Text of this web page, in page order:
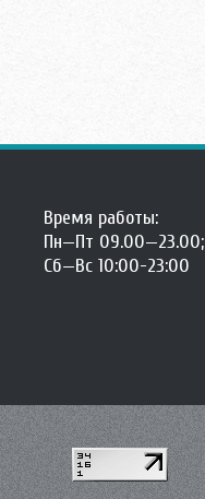
Время работы:
Пн—Пт 09.00—23.00;
Сб—Вс 10:00-23:00